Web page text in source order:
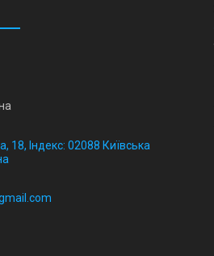
18, Індекс: 02088 Київська